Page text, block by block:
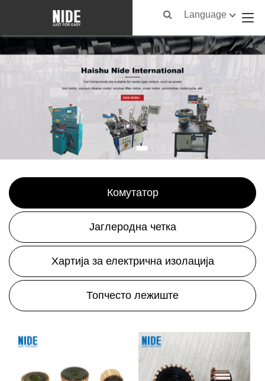
Language
Комутатор
Јаглеродна четка
Хартија за електрична изолација
Топчесто лежиште